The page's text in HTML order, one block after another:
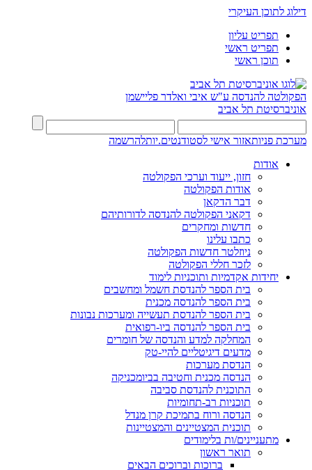
דילוג לתוכן העיקרי
תפריט עליון
תפריט ראשי
תוכן ראשי
הפקולטה להנדסה ע"ש איבי ואלדר פליישמן
אוניברסיטת תל אביב
מערכת פניותאזור אישי לסטודנטים.יותלהרשמה
אודות
חזון, ייעוד וערכי הפקולטה
אודות הפקולטה
דבר הדקאן
דקאני הפקולטה להנדסה לדורותיהם
חדשות ומחקרים
כתבו עלינו
ניוזלטר חדשות הפקולטה
לזכר חללי הפקולטה
יחידות אקדמיות ותוכניות לימוד
בית הספר להנדסת חשמל ומחשבים
בית הספר להנדסה מכנית
בית הספר להנדסת תעשייה ומערכות נבונות
בית הספר להנדסה ביו-רפואית
המחלקה למדע והנדסה של חומרים
מדעים דיגיטליים להיי-טק
הנדסת מערכות
הנדסה מכנית וחטיבה בביומכניקה
התוכנית להנדסת סביבה
תוכניות רב-תחומיות
הנדסה ורוח בתמיכת קרן מנדל
תוכנית המצטיינים והמצטיינות
מתעניינים/ות בלימודים
תואר ראשון
ברוכות וברוכים הבאים